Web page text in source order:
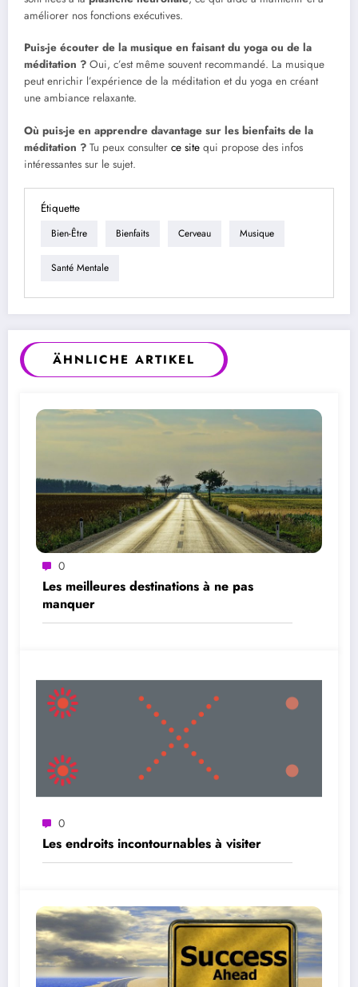
améliorer nos fonctions exécutives.
Puis-je écouter de la musique en faisant du yoga ou de la
méditation ? Oui, c’est même souvent recommandé. La musique
peut enrichir l’expérience de la méditation et du yoga en créant
une ambiance relaxante.
Où puis-je en apprendre davantage sur les bienfaits de la
méditation ? Tu peux consulter ce site qui propose des infos
intéressantes sur le sujet.
Étiquette
Bien-Être Bienfaits Cerveau Musique
Santé Mentale
ÄHNLICHE ARTIKEL
0
Les meilleures destinations à ne pas
manquer
0
Les endroits incontournables à visiter